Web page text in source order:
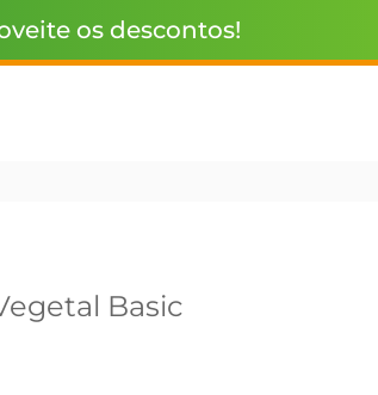
os descontos!
Basic